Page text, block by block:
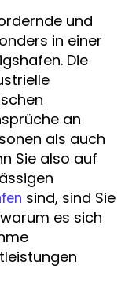
und
in einer
Die
an
als auch
Sie also auf
sind, sind Sie
es sich